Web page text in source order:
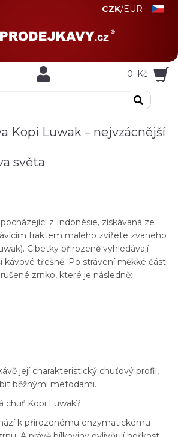
CZK/EUR
0 Kč
Kopi Luwak – nejvzácnější
světa
z Indonésie, získávaná ze
traktem malého zvířete zvaného
Cibetky přirozeně vyhledávají
kávové třešně. Po strávení měkké části
zrnko, které je následně:
její charakteristický chuťový profil,
běžnými metodami.
chuť Kopi Luwak?
k přirozenému enzymatickému